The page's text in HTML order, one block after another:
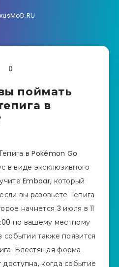
0
поймать
в
в Pokémon Go
в виде эксклюзивного
Emboar, который
вы разовьете Тепига
начнется 3 июля в 11
по вашему местному
событии также появится
Блестящая форма
когда событие